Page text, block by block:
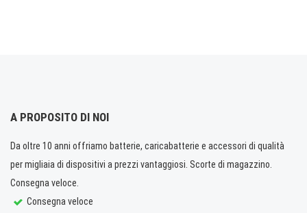
A PROPOSITO DI NOI
Da oltre 10 anni offriamo batterie, caricabatterie e accessori di qualità
per migliaia di dispositivi a prezzi vantaggiosi. Scorte di magazzino.
Consegna veloce.
Consegna veloce